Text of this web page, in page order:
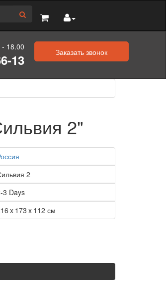
18.00
13 Заказать звонок
2"
2
3 Days
x 173 x 112 см